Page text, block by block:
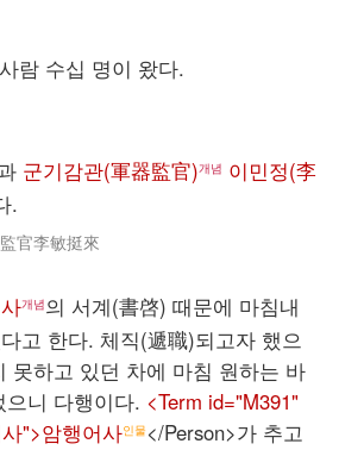
사람 수십 명이 왔다.
군기감관(軍器監官)개념 이민정(李
.
官李敏挺來
개념의 서계(書啓) 때문에 마침내
고 한다. 체직(遞職)되고자 했으
못하고 있던 차에 마침 원하는 바
니 다행이다. <Term id="M391"
">암행어사인물</Person>가 추고